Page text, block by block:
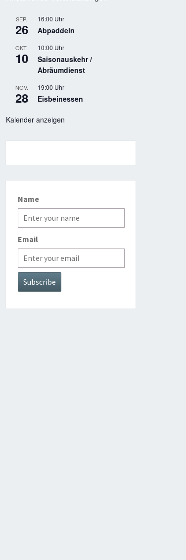
SEP.
26
16:00 Uhr
Abpaddeln
OKT.
10
10:00 Uhr
Saisonauskehr /
Abräumdienst
NOV.
28
19:00 Uhr
Eisbeinessen
Kalender anzeigen
Name
Email